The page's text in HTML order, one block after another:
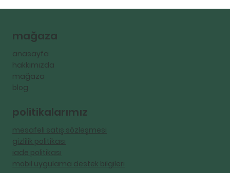
mağaza
anasayfa
hakkımızda
mağaza
blog
politikalarımız
mesafeli satış sözleşmesi
gizlilik politikası
iade politikası
mobil uygulama destek bilgileri